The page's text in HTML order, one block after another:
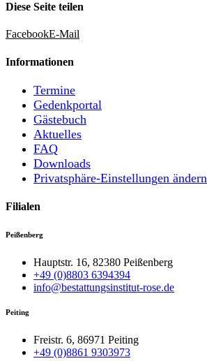
Diese Seite teilen
FacebookE-Mail
Informationen
Termine
Gedenkportal
Gästebuch
Aktuelles
FAQ
Downloads
Privatsphäre-Einstellungen ändern
Filialen
Peißenberg
Hauptstr. 16, 82380 Peißenberg
+49 (0)8803 6394394
info@bestattungsinstitut-rose.de
Peiting
Freistr. 6, 86971 Peiting
+49 (0)8861 9303973